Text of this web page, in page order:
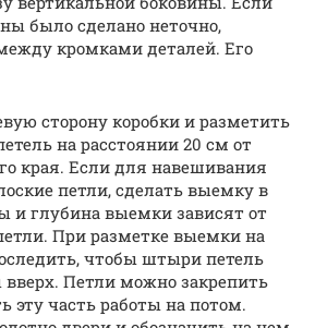
было сделано неточно,
кромками деталей. Его
сторону коробки и разметить
на расстоянии 20 см от
края. Если для навешивания
петли, сделать выемку в
и глубина выемки зависят от
При разметке выемки на
чтобы штыри петель
Петли можно закрепить
эту часть работы на потом.